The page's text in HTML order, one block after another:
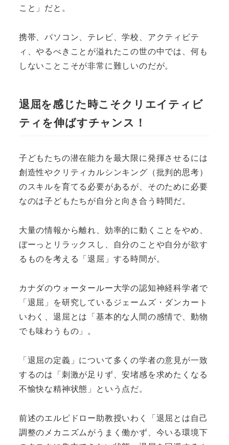
こと」だと。
携帯、パソコン、テレビ、学校、アクティビテ
ィ、やるべきことが溢れたこの世の中では、何も
しないことこそが非常に難しいのだが。
退屈を感じた時こそクリエイティビ
ティを伸ばすチャンス！
子どもたちの潜在能力を最大限に発揮させるには
創造性やクリティカルシンキング（批判的思考）
のスキルを育てる必要があるが、そのために必要
なのは子どもたちが自分と向き合う時間だ。
大量の情報から離れ、効率的に動くことをやめ、
ぼーっとリラックスし、自分のことや自分が欲す
るものを考える「退屈」する時間が。
カナダのウォータールー大学の認知神経科学者で
「退屈」を研究しているジェームズ・ダンカート
いわく、退屈とは「基本的な人間の感情で、動物
でも味わうもの」。
「退屈の定義」について多くの学者の意見が一致
するのは「刺激が足りず、安堵感を求めたくなる
不愉快な精神状態」という点だ。
前述のエルピドロー助教授いわく「退屈とは自己
調整のメカニズムがうまく働かず、今いる環境下